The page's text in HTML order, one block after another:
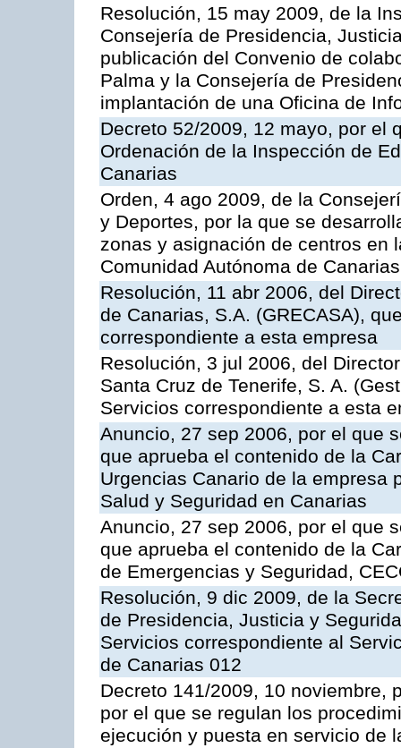
Resolución, 15 may 2009, de la
Consejería de Presidencia,
publicación del Convenio de
Palma y la Consejería de
implantación de una Oficina de
Decreto 52/2009, 12 mayo, por el
Ordenación de la Inspección de
Canarias
Orden, 4 ago 2009, de la
y Deportes, por la que se
zonas y asignación de centros en
Comunidad Autónoma de Canarias
Resolución, 11 abr 2006, del
de Canarias, S.A. (GRECASA),
correspondiente a esta empresa
Resolución, 3 jul 2006, del
Santa Cruz de Tenerife, S. A.
Servicios correspondiente a esta
Anuncio, 27 sep 2006, por el que
que aprueba el contenido de la
Urgencias Canario de la empresa
Salud y Seguridad en Canarias
Anuncio, 27 sep 2006, por el que
que aprueba el contenido de la
de Emergencias y Seguridad,
Resolución, 9 dic 2009, de la
de Presidencia, Justicia y
Servicios correspondiente al
de Canarias 012
Decreto 141/2009, 10 noviembre,
por el que se regulan los
ejecución y puesta en servicio de